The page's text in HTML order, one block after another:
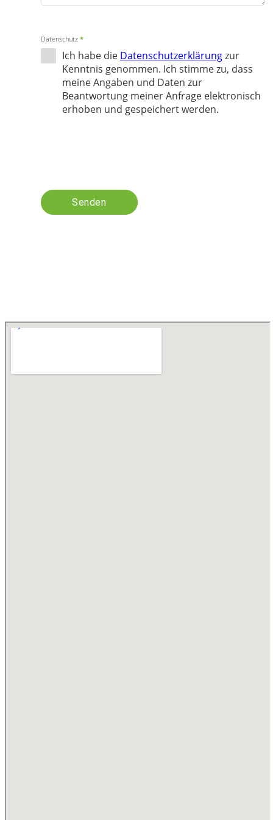
Datenschutz *
Ich habe die Datenschutzerklärungzur
Kenntnis genommen. Ich stimme zu, dass
meine Angaben und Daten zur
Beantwortung meiner Anfrage elektronisch
erhoben und gespeichert werden.
Senden